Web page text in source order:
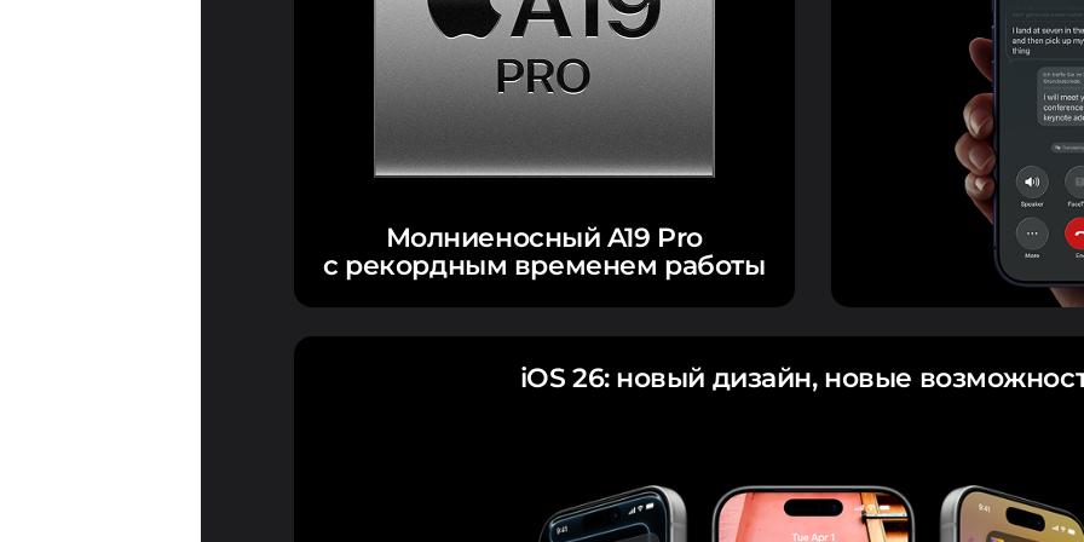
Молниеносный A19 Pro
с рекордным временем работы
iOS 26: новый дизайн, новые